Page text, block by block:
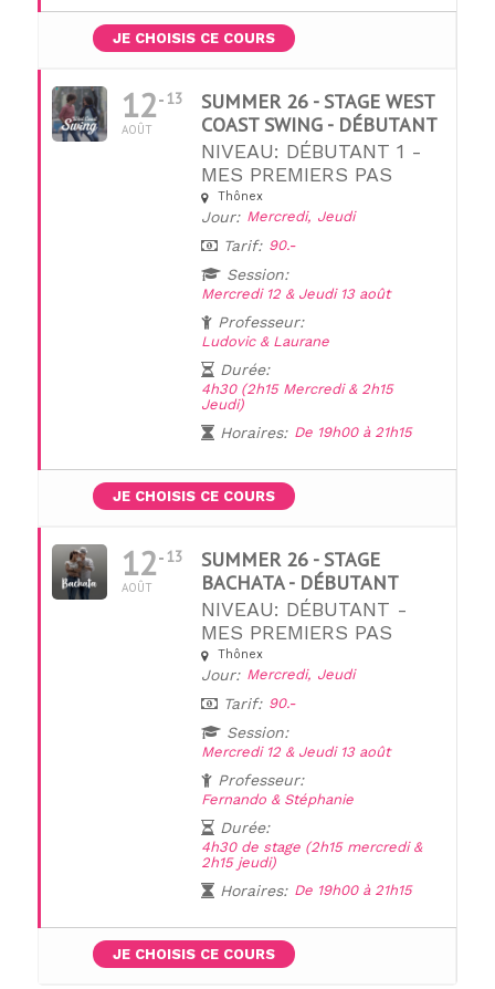
JE CHOISIS CE COURS
12
AOÛT
13
SUMMER 26 - STAGE WEST
COAST SWING - DÉBUTANT
NIVEAU: DÉBUTANT 1 -
MES PREMIERS PAS
Thônex
Jour: Mercredi, Jeudi
Tarif: 90.-
Session:
Mercredi 12 & Jeudi 13 août
Professeur:
Ludovic & Laurane
Durée:
4h30 (2h15 Mercredi & 2h15
Jeudi)
Horaires: De 19h00 à 21h15
JE CHOISIS CE COURS
12
AOÛT
13
SUMMER 26 - STAGE
BACHATA - DÉBUTANT
NIVEAU: DÉBUTANT -
MES PREMIERS PAS
Thônex
Jour: Mercredi, Jeudi
Tarif: 90.-
Session:
Mercredi 12 & Jeudi 13 août
Professeur:
Fernando & Stéphanie
Durée:
4h30 de stage (2h15 mercredi &
2h15 jeudi)
Horaires: De 19h00 à 21h15
JE CHOISIS CE COURS